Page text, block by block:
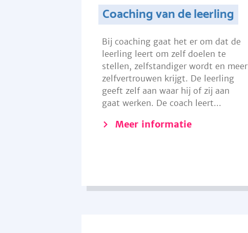
Coaching van de leerling
Bij coaching gaat het er om dat de
leerling leert om zelf doelen te
stellen, zelfstandiger wordt en meer
zelfvertrouwen krijgt. De leerling
geeft zelf aan waar hij of zij aan
gaat werken. De coach leert...
Meer informatie